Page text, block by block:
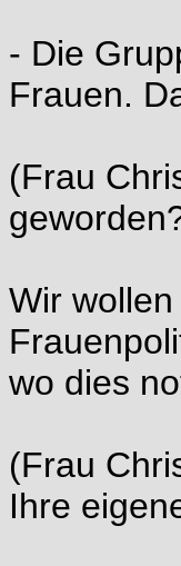
- Die
Frauen.
(Frau
Wir
wo dies
(Frau
Ihre